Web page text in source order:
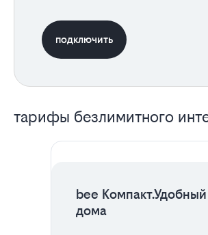
подключить
тарифы безлимитного
bee
дома
Все
тарифы